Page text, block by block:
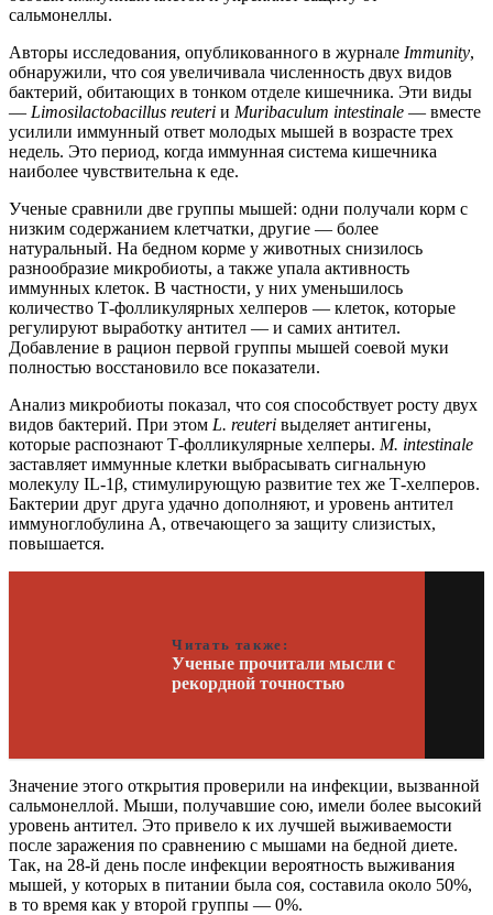
сальмонеллы.
Авторы исследования, опубликованного в журнале Immunity,
обнаружили, что соя увеличивала численность двух видов
бактерий, обитающих в тонком отделе кишечника. Эти виды
— Limosilactobacillus reuteri и Muribaculum intestinale — вместе
усилили иммунный ответ молодых мышей в возрасте трех
недель. Это период, когда иммунная система кишечника
наиболее чувствительна к еде.
Ученые сравнили две группы мышей: одни получали корм с
низким содержанием клетчатки, другие — более
натуральный. На бедном корме у животных снизилось
разнообразие микробиоты, а также упала активность
иммунных клеток. В частности, у них уменьшилось
количество Т-фолликулярных хелперов — клеток, которые
регулируют выработку антител — и самих антител.
Добавление в рацион первой группы мышей соевой муки
полностью восстановило все показатели.
Анализ микробиоты показал, что соя способствует росту двух
видов бактерий. При этом L. reuteri выделяет антигены,
которые распознают Т-фолликулярные хелперы. M. intestinale
заставляет иммунные клетки выбрасывать сигнальную
молекулу IL-1β, стимулирующую развитие тех же Т-хелперов.
Бактерии друг друга удачно дополняют, и уровень антител
иммуноглобулина А, отвечающего за защиту слизистых,
повышается.
Читать также:
Ученые прочитали мысли с
рекордной точностью
Значение этого открытия проверили на инфекции, вызванной
сальмонеллой. Мыши, получавшие сою, имели более высокий
уровень антител. Это привело к их лучшей выживаемости
после заражения по сравнению с мышами на бедной диете.
Так, на 28-й день после инфекции вероятность выживания
мышей, у которых в питании была соя, составила около 50%,
в то время как у второй группы — 0%.